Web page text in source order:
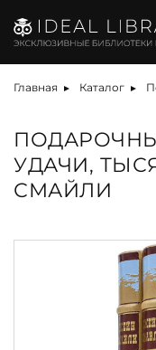
Главная Каталог
УДАЧИ,
СМАЙЛИ